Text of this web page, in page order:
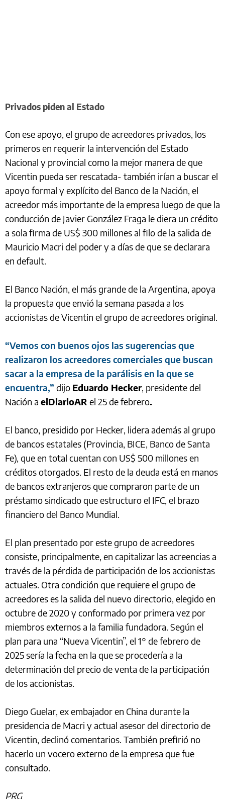
Privados piden al Estado
Con ese apoyo, el grupo de acreedores privados, los
primeros en requerir la intervención del Estado
Nacional y provincial como la mejor manera de que
Vicentin pueda ser rescatada- también irían a buscar el
apoyo formal y explícito del Banco de la Nación, el
acreedor más importante de la empresa luego de que la
conducción de Javier González Fraga le diera un crédito
a sola firma de US$ 300 millones al filo de la salida de
Mauricio Macri del poder y a días de que se declarara
en default.
El Banco Nación, el más grande de la Argentina, apoya
la propuesta que envió la semana pasada a los
accionistas de Vicentin el grupo de acreedores original.
“Vemos con buenos ojos las sugerencias que
realizaron los acreedores comerciales que buscan
sacar a la empresa de la parálisis en la que se
encuentra,” dijo Eduardo Hecker, presidente del
Nación a elDiarioAR el 25 de febrero.
El banco, presidido por Hecker, lidera además al grupo
de bancos estatales (Provincia, BICE, Banco de Santa
Fe), que en total cuentan con US$ 500 millones en
créditos otorgados. El resto de la deuda está en manos
de bancos extranjeros que compraron parte de un
préstamo sindicado que estructuro el IFC, el brazo
financiero del Banco Mundial.
El plan presentado por este grupo de acreedores
consiste, principalmente, en capitalizar las acreencias a
través de la pérdida de participación de los accionistas
actuales. Otra condición que requiere el grupo de
acreedores es la salida del nuevo directorio, elegido en
octubre de 2020 y conformado por primera vez por
miembros externos a la familia fundadora. Según el
plan para una “Nueva Vicentin”, el 1° de febrero de
2025 sería la fecha en la que se procedería a la
determinación del precio de venta de la participación
de los accionistas.
Diego Guelar, ex embajador en China durante la
presidencia de Macri y actual asesor del directorio de
Vicentin, declinó comentarios. También prefirió no
hacerlo un vocero externo de la empresa que fue
consultado.
PRG